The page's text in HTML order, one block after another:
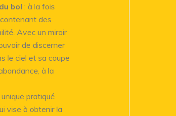
bol : à la fois
des
Avec un miroir
de discerner
le ciel et sa coupe
à la
pratiqué
vise à obtenir la